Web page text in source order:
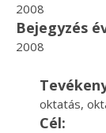
2008
Bejegyzés
2008
oktatás,
Cél: